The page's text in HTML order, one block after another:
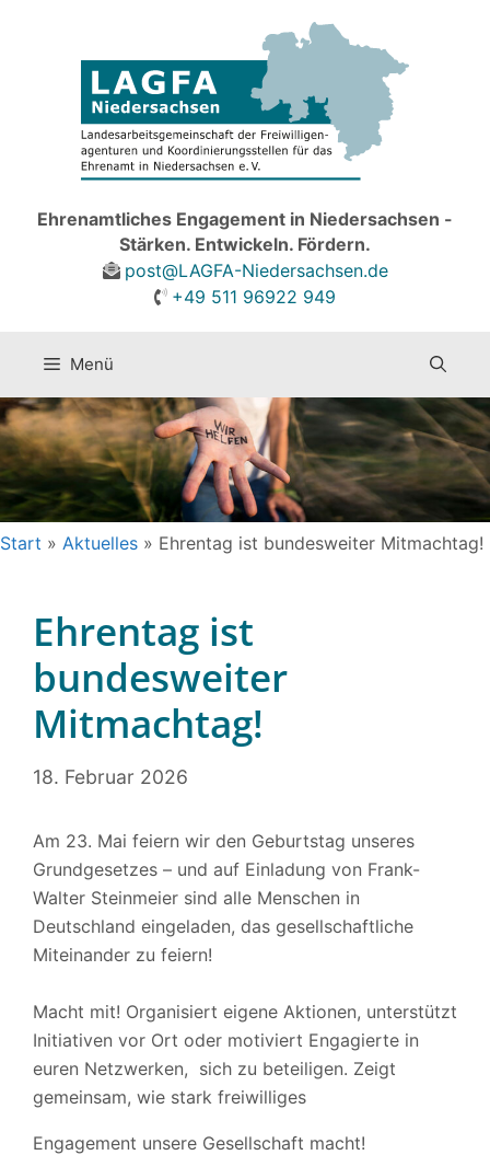
Ehrenamtliches Engagement in Niedersachsen -
Stärken. Entwickeln. Fördern.
post@LAGFA-Niedersachsen.de
+49 511 96922 949
Menü
Start » Aktuelles » Ehrentag ist bundesweiter Mitmachtag!
Ehrentag ist
bundesweiter
Mitmachtag!
18. Februar 2026
Am 23. Mai feiern wir den Geburtstag unseres
Grundgesetzes – und auf Einladung von Frank-
Walter Steinmeier sind alle Menschen in
Deutschland eingeladen, das gesellschaftliche
Miteinander zu feiern!
Macht mit! Organisiert eigene Aktionen, unterstützt
Initiativen vor Ort oder motiviert Engagierte in
euren Netzwerken, sich zu beteiligen. Zeigt
gemeinsam, wie stark freiwilliges
Engagement unsere Gesellschaft macht!